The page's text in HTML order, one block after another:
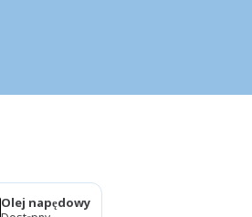
Olej napędowy